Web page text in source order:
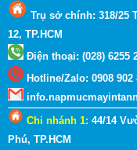
Trụ sở chính: 318/25
12, TP.HCM
Điện thoại: (028) 6255
Hotline/Zalo: 0908 902
Chi nhánh 1: 44/14
Phú, TP.HCM